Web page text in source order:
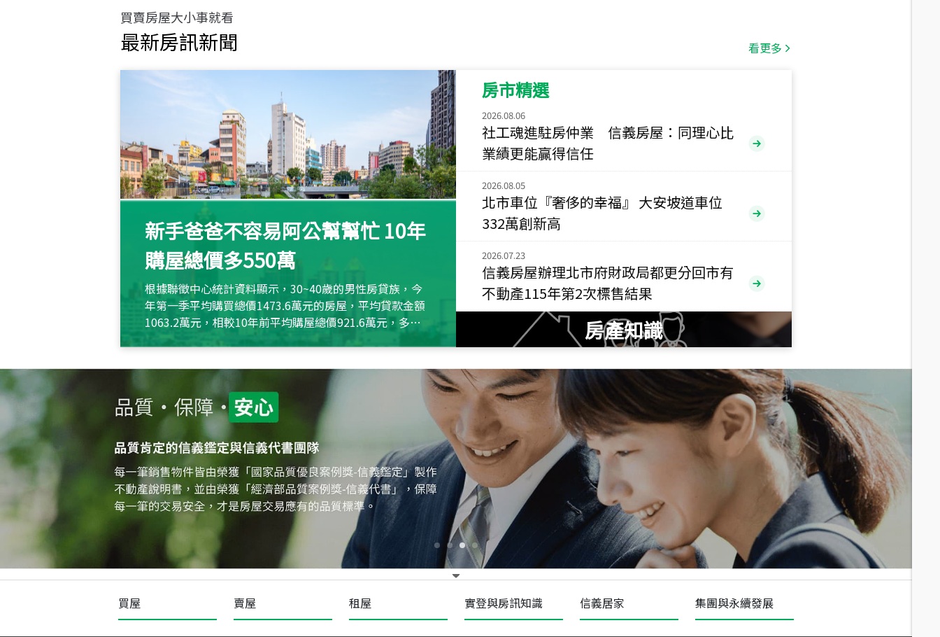
115
新北市永和區環河西路二段
115年07月 成交
央央 5,800萬
115年
小西華 1,938萬
115 年07月 成交
捷豹
台北市中山區長春路
115年07月 成交
十泉十美
台北市北投區光明路
總價
1,020萬
年 07月 成交
四維天廈
新竹市新竹市四維路
總價
490萬
115 月 成交
菁英典藏
新竹市新竹市慈祥路
1,808
買賣房屋大小事就看
最新房訊新聞 看更多
新手爸爸不容易阿公幫幫忙 10年
購屋總價多550萬
根據聯徵中心統計資料顯示，30~40歲的男性房貸族，今
年第一季平均購買總價1473.6萬元的房屋，平均貸款金額
1063.2萬元，相較10年前平均購屋總價921.6萬元，多出
約550萬元，且貸款金額也多
房市精選
2026.08.06
社工魂進駐房仲業 信義房屋：同理心比
業績更能贏得信任
2026.08.05
北市車位『奢侈的幸福』 大安坡道車位
332萬創新高
2026.07.23
信義房屋辦理北市府財政局都更分回市有
不動產115年第2次標售結果
房產知識
買屋 賣屋 租屋 實登與房訊知識 信義居家 集團與永續發展